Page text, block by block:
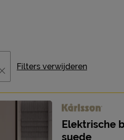
Filters verwijderen
Elektrische
suede